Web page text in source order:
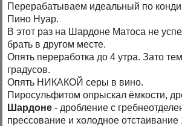
Перерабатываем идеальный по
Пино Нуар.
В этот раз на Шардоне Матоса не
брать в другом месте.
Опять переработка до 4 утра. Зато
градусов.
Опять НИКАКОЙ серы в вино.
Пиросульфитом опрыскал ёмкости,
Шардоне - дробление с
прессование и холодное отстаивание